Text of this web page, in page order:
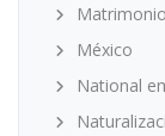
Matrimonio
México
National